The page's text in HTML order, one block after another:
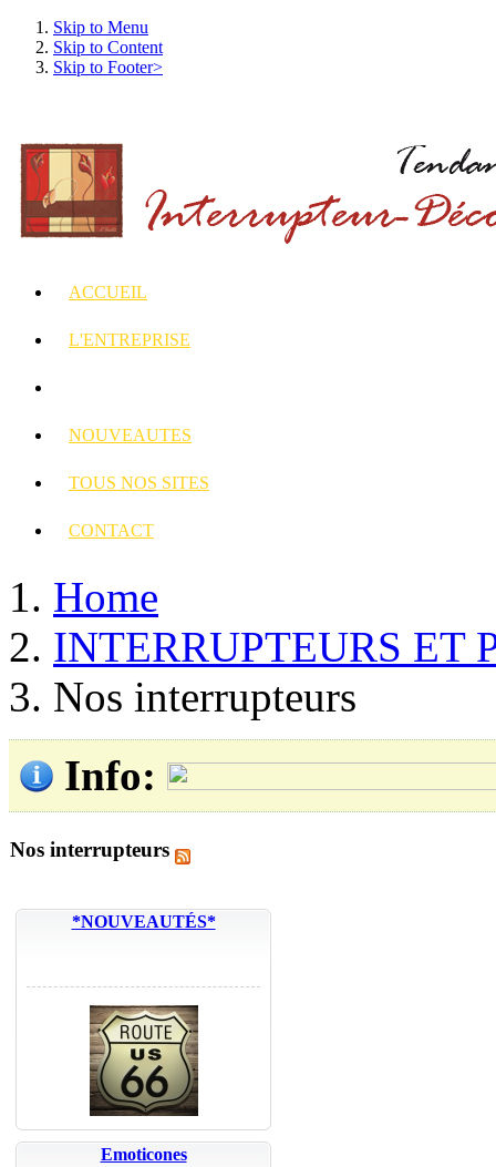
Skip to Menu
Skip to Content
Skip to Footer>
ACCUEIL
L'ENTREPRISE
NOUVEAUTES
TOUS NOS SITES
CONTACT
Home
INTERRUPTEURS ET
Nos interrupteurs
Info:
Nos interrupteurs
*NOUVEAUTÉS*
Emoticones